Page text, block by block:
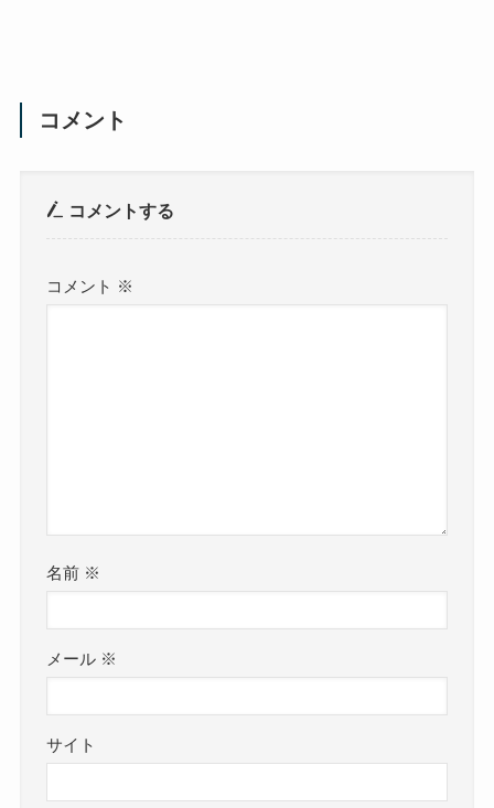
コメント
コメントする
コメント ※
名前 ※
メール ※
サイト